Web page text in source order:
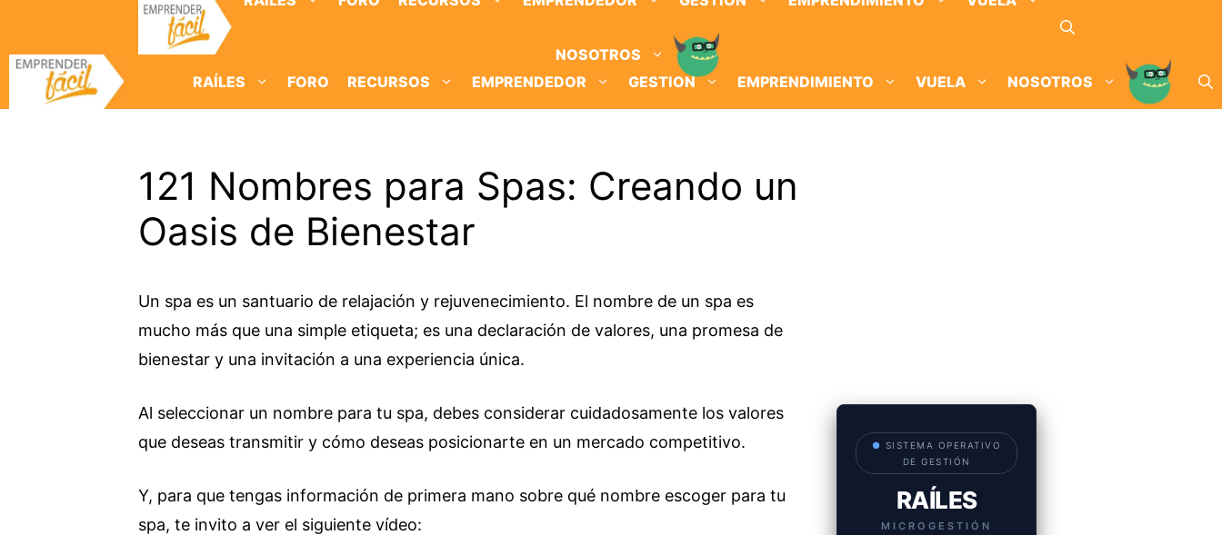
contenido
NOSOTROS
RAÍLES
FORO RECURSOS EMPRENDEDOR GESTION EMPRENDIMIENTO VUELA NOSOTROS
121 Nombres para Spas: Creando un
Oasis de Bienestar
Un spa es un santuario de relajación y rejuvenecimiento. El nombre de un spa es
mucho más que una simple etiqueta; es una declaración de valores, una promesa de
bienestar y una invitación a una experiencia única.
Al seleccionar un nombre para tu spa, debes considerar cuidadosamente los valores
que deseas transmitir y cómo deseas posicionarte en un mercado competitivo.
Y, para que tengas información de primera mano sobre qué nombre escoger para tu
spa, te invito a ver el siguiente vídeo:
● SISTEMA OPERATIVO
DE GESTIÓN
RAÍLES
MICROGESTIÓN